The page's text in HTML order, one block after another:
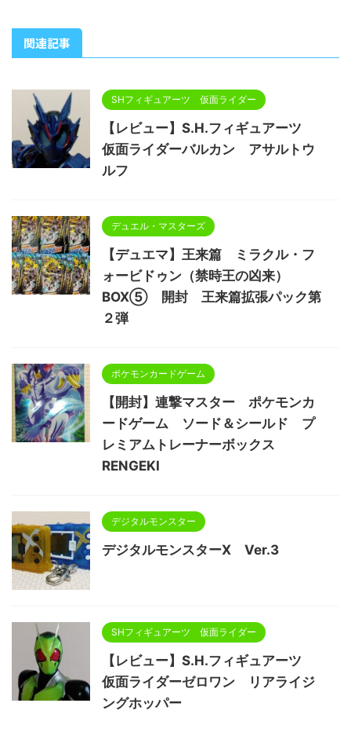
関連記事
SHフィギュアーツ 仮面ライダー
【レビュー】S.H.フィギュアーツ
仮面ライダーバルカン アサルトウ
ルフ
デュエル・マスターズ
【デュエマ】王来篇 ミラクル・フ
ォービドゥン（禁時王の凶来）
BOX⑤ 開封 王来篇拡張パック第
２弾
ポケモンカードゲーム
【開封】連撃マスター ポケモンカ
ードゲーム ソード＆シールド プ
レミアムトレーナーボックス
RENGEKI
デジタルモンスター
デジタルモンスターX Ver.3
SHフィギュアーツ 仮面ライダー
【レビュー】S.H.フィギュアーツ
仮面ライダーゼロワン リアライジ
ングホッパー